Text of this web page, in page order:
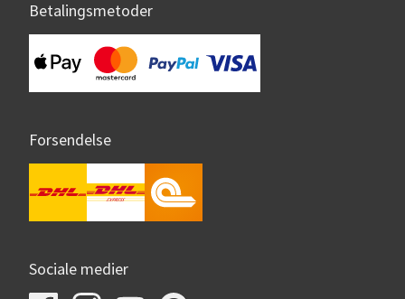
Betalingsmetoder
Forsendelse
Sociale medier